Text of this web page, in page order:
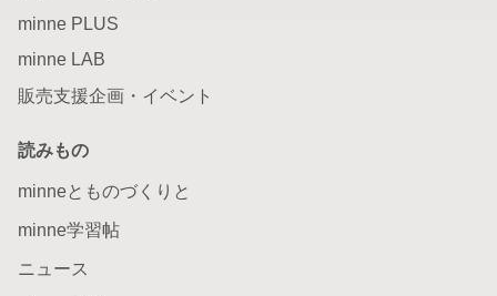
minne PLUS
minne LAB
販売支援企画・イベント
読みもの
minneとものづくりと
minne学習帖
ニュース